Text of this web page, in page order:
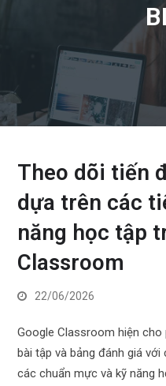
Theo dõi tiến
dựa trên các
năng học tập
Classroom
22/06/2026
Google Classroom hiện
bài tập và bảng đánh giá
các chuẩn mực và kỹ năng